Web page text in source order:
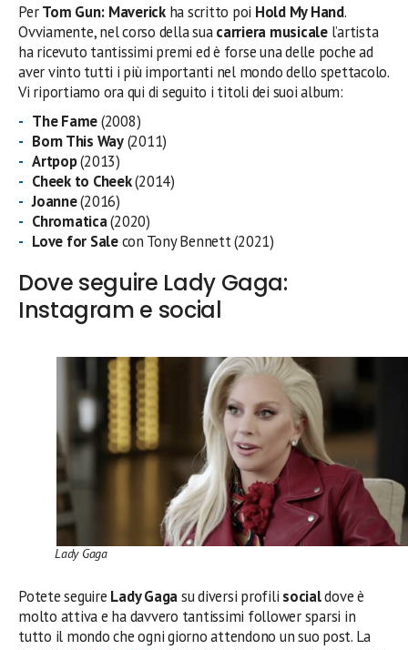
PerTom Gun: Maverickha scritto poi Hold My Hand.
Ovviamente, nel corso della suacarriera musicalel’artista
ha ricevuto tantissimi premi ed è forse una delle poche ad
aver vinto tutti i più importanti nel mondo dello spettacolo.
Vi riportiamo ora qui di seguito i titoli dei suoi album:
The Fame(2008)
Born This Way(2011)
Artpop(2013)
Cheek to Cheek(2014)
Joanne(2016)
Chromatica(2020)
Love for Salecon Tony Bennett (2021)
Dove seguire Lady Gaga:
Instagram e social
Lady Gaga
Potete seguire Lady Gagasu diversi profili socialdove è
molto attiva e ha davvero tantissimi follower sparsi in
tutto il mondo che ogni giorno attendono un suo post. La